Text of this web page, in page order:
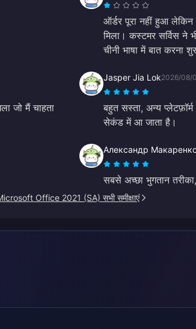
ऑर्डर पूरा नहीं हुआ
मिला। कस्टमर सर्विस ने
चीनी भाषा में बात करना
जो मैं चाहता
Jasper Jia Lok2026/08/
बहुत सस्ता, अन्य
सेकंड में आ जाता है।
Александр
सबसे अच्छा भुगतान
Office 2021 (SA) सभी समीक्षाएं